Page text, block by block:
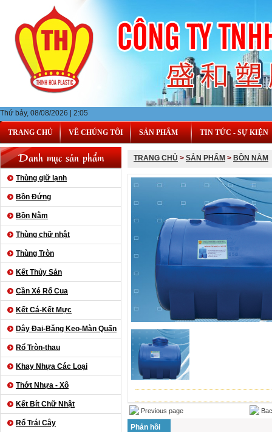
Thứ bảy, 08/08/2026 | 2:05
TRANG CHỦ VỀ CHÚNG TÔI SẢN PHẨM TIN TỨC - SỰ KIỆN
Danh mục sản phẩm
Thùng giữ lạnh
Bồn Đứng
Bồn Nằm
Thùng chữ nhật
Thùng Tròn
Kết Thủy Sản
Cần Xé Rổ Cua
Kết Cá-Kết Mực
Dây Đai-Băng Keo-Màn Quấn
Rổ Tròn-thau
Khay Nhựa Các Loại
Thớt Nhựa - Xô
Kết Bít Chữ Nhật
Rổ Trái Cây
TRANG CHỦ > SẢN PHẨM > BỒN NẰM
Previous page
Phản hồi